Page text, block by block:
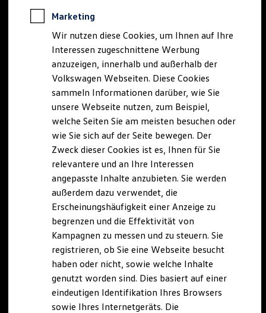
Rekuperation
Laden unterwegs
Laden Zuhause
Ladestationen finden
Ladezeitensimulator
Batterie
Sicherheit
Nachhaltigkeit
Technologie
Kosten und Kauf
Kaufoptionen
E-Auto-Förderung
Software und Konnektivität
Die ID. Software 6
ID. Software Versionen und Updates
Digitale Extras
Schnittstellen zu Ihrem ID.
Hybridautos
Marke und Erlebnis
Volkswagen R und R Experience
R-Modelle
R Experience
Driving Experience
Volkswagen entdecken
Werkbesichtigung
Marketing
Wir nutzen diese Cookies, um Ihnen auf Ihre
Interessen zugeschnittene Werbung
anzuzeigen, innerhalb und außerhalb der
Volkswagen Webseiten. Diese Cookies
sammeln Informationen darüber, wie Sie
unsere Webseite nutzen, zum Beispiel,
welche Seiten Sie am meisten besuchen oder
wie Sie sich auf der Seite bewegen. Der
Zweck dieser Cookies ist es, Ihnen für Sie
relevantere und an Ihre Interessen
angepasste Inhalte anzubieten. Sie werden
außerdem dazu verwendet, die
Erscheinungshäufigkeit einer Anzeige zu
begrenzen und die Effektivität von
Kampagnen zu messen und zu steuern. Sie
registrieren, ob Sie eine Webseite besucht
haben oder nicht, sowie welche Inhalte
genutzt worden sind. Dies basiert auf einer
eindeutigen Identifikation Ihres Browsers
sowie Ihres Internetgeräts. Die